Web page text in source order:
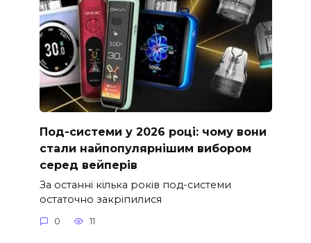
Под-системи у 2026 році: чому вони
стали найпопулярнішим вибором
серед вейперів
За останні кілька років под-системи
остаточно закріпилися
0 11